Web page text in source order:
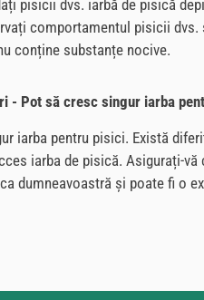
pisicii dvs. iarbă de pisică
comportamentul pisicii
conține substanțe nocive.
- Pot să cresc singur iarba
iarba pentru pisici. Există
iarba de pisică. Asigurați-
dumneavoastră și poate fi o